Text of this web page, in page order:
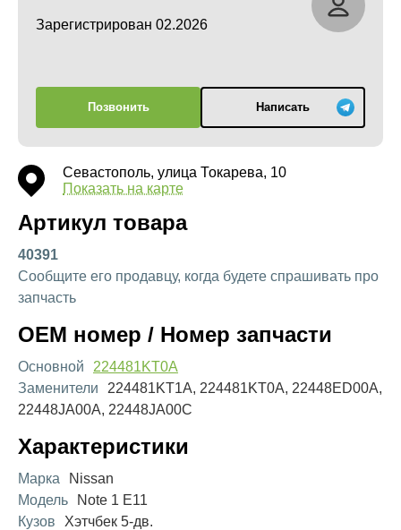
Зарегистрирован 02.2026
Позвонить Написать
Севастополь, улица Токарева, 10
Показать на карте
Артикул товара
40391
Сообщите его продавцу, когда будете спрашивать про
запчасть
OEM номер / Номер запчасти
Основной
224481KT0A
Заменители
224481KT1A, 224481KT0A, 22448ED00A,
22448JA00A, 22448JA00C
Характеристики
Марка
Nissan
Модель
Note 1 E11
Кузов
Хэтчбек 5-дв.